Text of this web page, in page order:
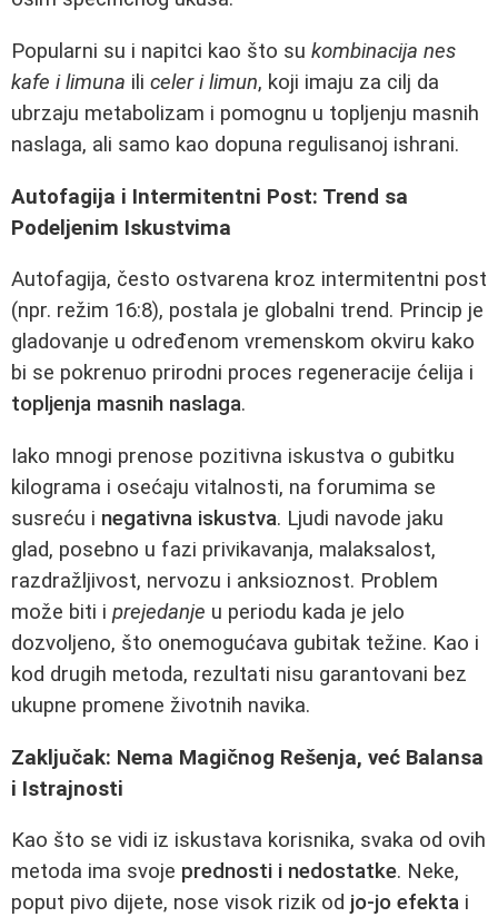
Popularni su i napitci kao što su kombinacija nes
kafe i limuna ili celer i limun, koji imaju za cilj da
ubrzaju metabolizam i pomognu u topljenju masnih
naslaga, ali samo kao dopuna regulisanoj ishrani.
Autofagija i Intermitentni Post: Trend sa
Podeljenim Iskustvima
Autofagija, često ostvarena kroz intermitentni post
(npr. režim 16:8), postala je globalni trend. Princip je
gladovanje u određenom vremenskom okviru kako
bi se pokrenuo prirodni proces regeneracije ćelija i
topljenja masnih naslaga.
Iako mnogi prenose pozitivna iskustva o gubitku
kilograma i osećaju vitalnosti, na forumima se
susreću i negativna iskustva. Ljudi navode jaku
glad, posebno u fazi privikavanja, malaksalost,
razdražljivost, nervozu i anksioznost. Problem
može biti i prejedanje u periodu kada je jelo
dozvoljeno, što onemogućava gubitak težine. Kao i
kod drugih metoda, rezultati nisu garantovani bez
ukupne promene životnih navika.
Zaključak: Nema Magičnog Rešenja, već Balansa
i Istrajnosti
Kao što se vidi iz iskustava korisnika, svaka od ovih
metoda ima svoje prednosti i nedostatke. Neke,
poput pivo dijete, nose visok rizik od jo-jo efekta i